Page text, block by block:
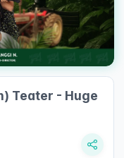
Teater - Huge